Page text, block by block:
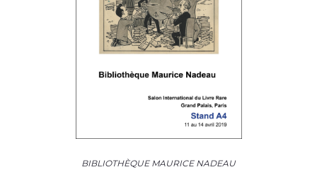
BIBLIOTHÈQUE MAURICE NADEAU